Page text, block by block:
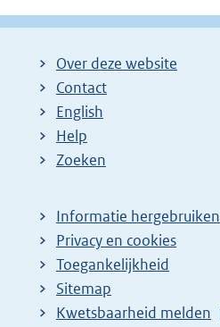
Over deze website
Contact
English
Help
Zoeken
Informatie hergebruiken
Privacy en cookies
Toegankelijkheid
Sitemap
E
Kwetsbaarheid melden